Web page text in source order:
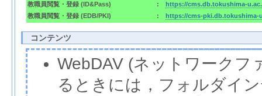
教職員閲覧・登録 (ID&Pass)
:
https://cms.db.tokushima-
教職員閲覧・登録 (EDB/PKI)
: https://cms-pki.db.tokushima-
コンテンツ
WebDAV (ネットワーク
るときには，フォルダイ